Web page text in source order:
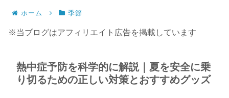
ホーム 季節
※当ブログはアフィリエイト広告を掲載しています
熱中症予防を科学的に解説｜夏を安全に乗
り切るための正しい対策とおすすめグッズ